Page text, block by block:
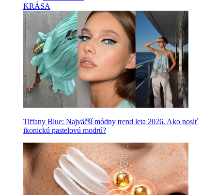
KRÁSA
Tiffany Blue: Najväčší módny trend leta 2026. Ako nosiť
ikonickú pastelovú modrú?